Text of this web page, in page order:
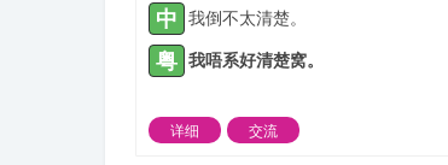
中 我倒不太清楚。
粤 我唔系好清楚窝。
详细
交流